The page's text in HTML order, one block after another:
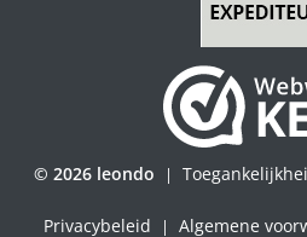
© 2026 leondo |
Privacybeleid | Algemene